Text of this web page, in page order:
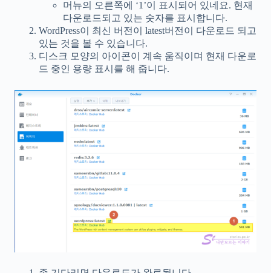
머뉴의 오른쪽에 ‘1’이 표시되어 있네요. 현재
다운로드되고 있는 숫자를 표시합니다.
WordPress이 최신 버전이 latest버전이 다운로드 되고
있는 것을 볼 수 있습니다.
디스크 모양의 아이콘이 계속 움직이며 현재 다운로
드 중인 용량 표시를 해 줍니다.